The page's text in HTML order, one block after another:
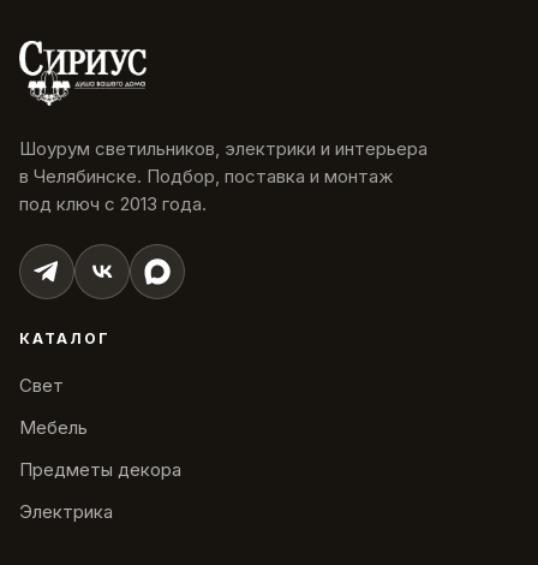
Шоурум светильников, электрики и интерьера
в Челябинске. Подбор, поставка и монтаж
под ключ с 2013 года.
КАТАЛОГ
Свет
Мебель
Предметы декора
Электрика